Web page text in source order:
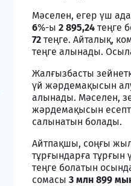
Мәселен, егер үш
6%-ы 2 895,24 теңге
72 теңге. Айталық,
теңге алынады.
Жалғызбасты
үй жәрдемақысын
алынады. Мәселен,
жәрдемақысын
салынатын болады.
Айтпақшы, соңғы
тұрғындарға
теңге болатын
сомасы 3 млн 899